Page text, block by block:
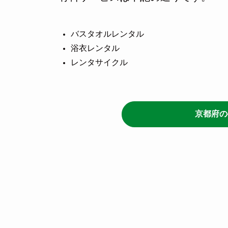
バスタオルレンタル
浴衣レンタル
レンタサイクル
京都府